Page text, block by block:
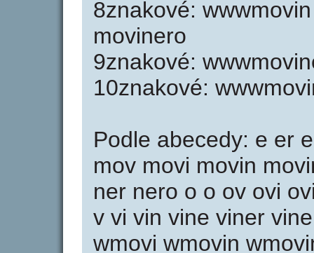
8znakové:
movinero
9znakové:
10znakové:
Podle abecedy: e er
mov movi movin
ner nero o o ov ovi
v vi vin vine viner
wmovi wmovin